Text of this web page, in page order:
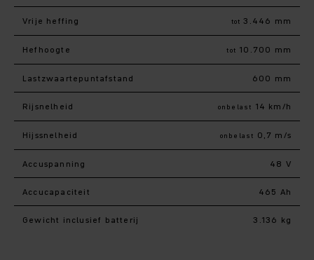
Vrije heffing tot 3.446 mm
Hefhoogte tot 10.700 mm
Lastzwaartepuntafstand 600 mm
Rijsnelheid onbelast 14 km/h
Hijssnelheid onbelast 0,7 m/s
Accuspanning 48 V
Accucapaciteit 465 Ah
Gewicht inclusief batterij 3.136 kg